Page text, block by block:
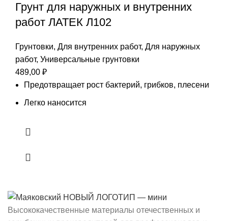
Грунт для наружных и внутренних
работ ЛАТЕК Л102
Грунтовки, Для внутренних работ, Для наружных
работ, Универсальные грунтовки
489,00 ₽
Предотвращает рост бактерий, грибков, плесени
Легко наносится
Высококачественные материалы отечественных и